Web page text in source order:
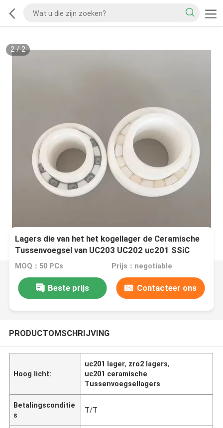
2/2
Lagers die van het het kogellager de Ceramische
Tussenvoegsel van UC203 UC202 uc201 SSiC
zro2 Draad aanpassen
MOQ：50 PCs Prijs：negotiable
Beste prijs Contacteer ons
PRODUCTOMSCHRIJVING
Hoog licht:
uc201 lager, zro2 lagers,
uc201 ceramische
Tussenvoegsellagers
Betalingsconditie
s
T/T